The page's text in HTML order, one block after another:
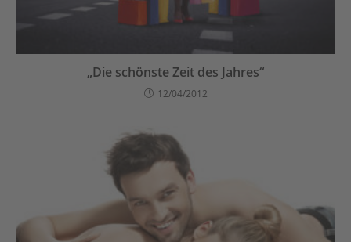
„Die schönste Zeit des Jahres“
12/04/2012